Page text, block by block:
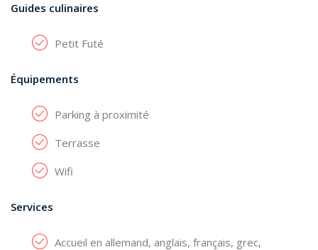
Guides culinaires
Petit Futé
Équipements
Parking à proximité
Terrasse
Wifi
Services
Accueil en allemand, anglais, français, grec,